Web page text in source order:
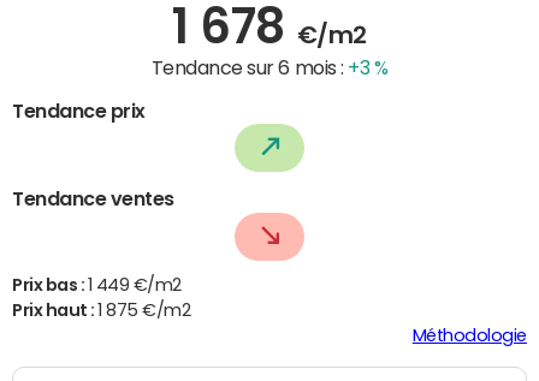
1 678 €/m2
Tendance sur 6 mois : +3 %
Tendance prix
Tendance ventes
Prix bas :
1 449 €/m2
Prix haut :
1 875 €/m2
Méthodologie